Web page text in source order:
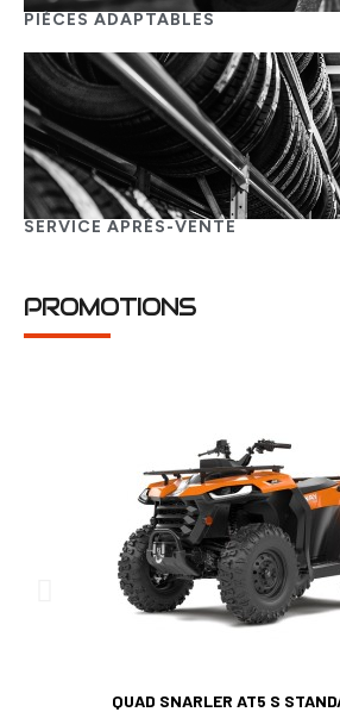
PIÈCES ADAPTABLES
SERVICE APRÈS-VENTE
PROMOTIONS
Voir
QUAD SNARLER AT5 S